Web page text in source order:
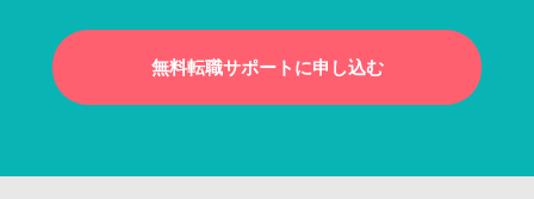
無料転職サポートに申し込む